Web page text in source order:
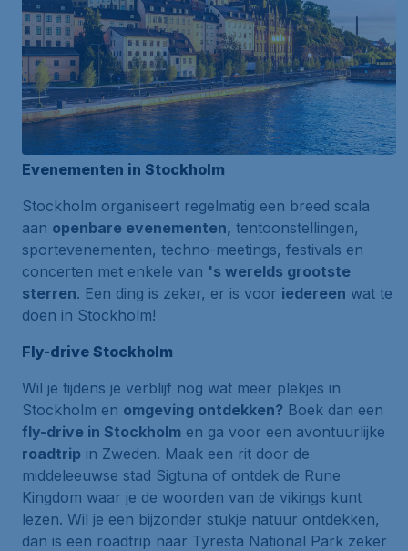
Evenementen in Stockholm
Stockholm organiseert regelmatig een breed scala
aan openbare evenementen, tentoonstellingen,
sportevenementen, techno-meetings, festivals en
concerten met enkele van 's werelds grootste
sterren. Een ding is zeker, er is voor iedereen wat te
doen in Stockholm!
Fly-drive Stockholm
Wil je tijdens je verblijf nog wat meer plekjes in
Stockholm en omgeving ontdekken? Boek dan een
fly-drive in Stockholm en ga voor een avontuurlijke
roadtrip in Zweden. Maak een rit door de
middeleeuwse stad Sigtuna of ontdek de Rune
Kingdom waar je de woorden van de vikings kunt
lezen. Wil je een bijzonder stukje natuur ontdekken,
dan is een roadtrip naar Tyresta National Park zeker